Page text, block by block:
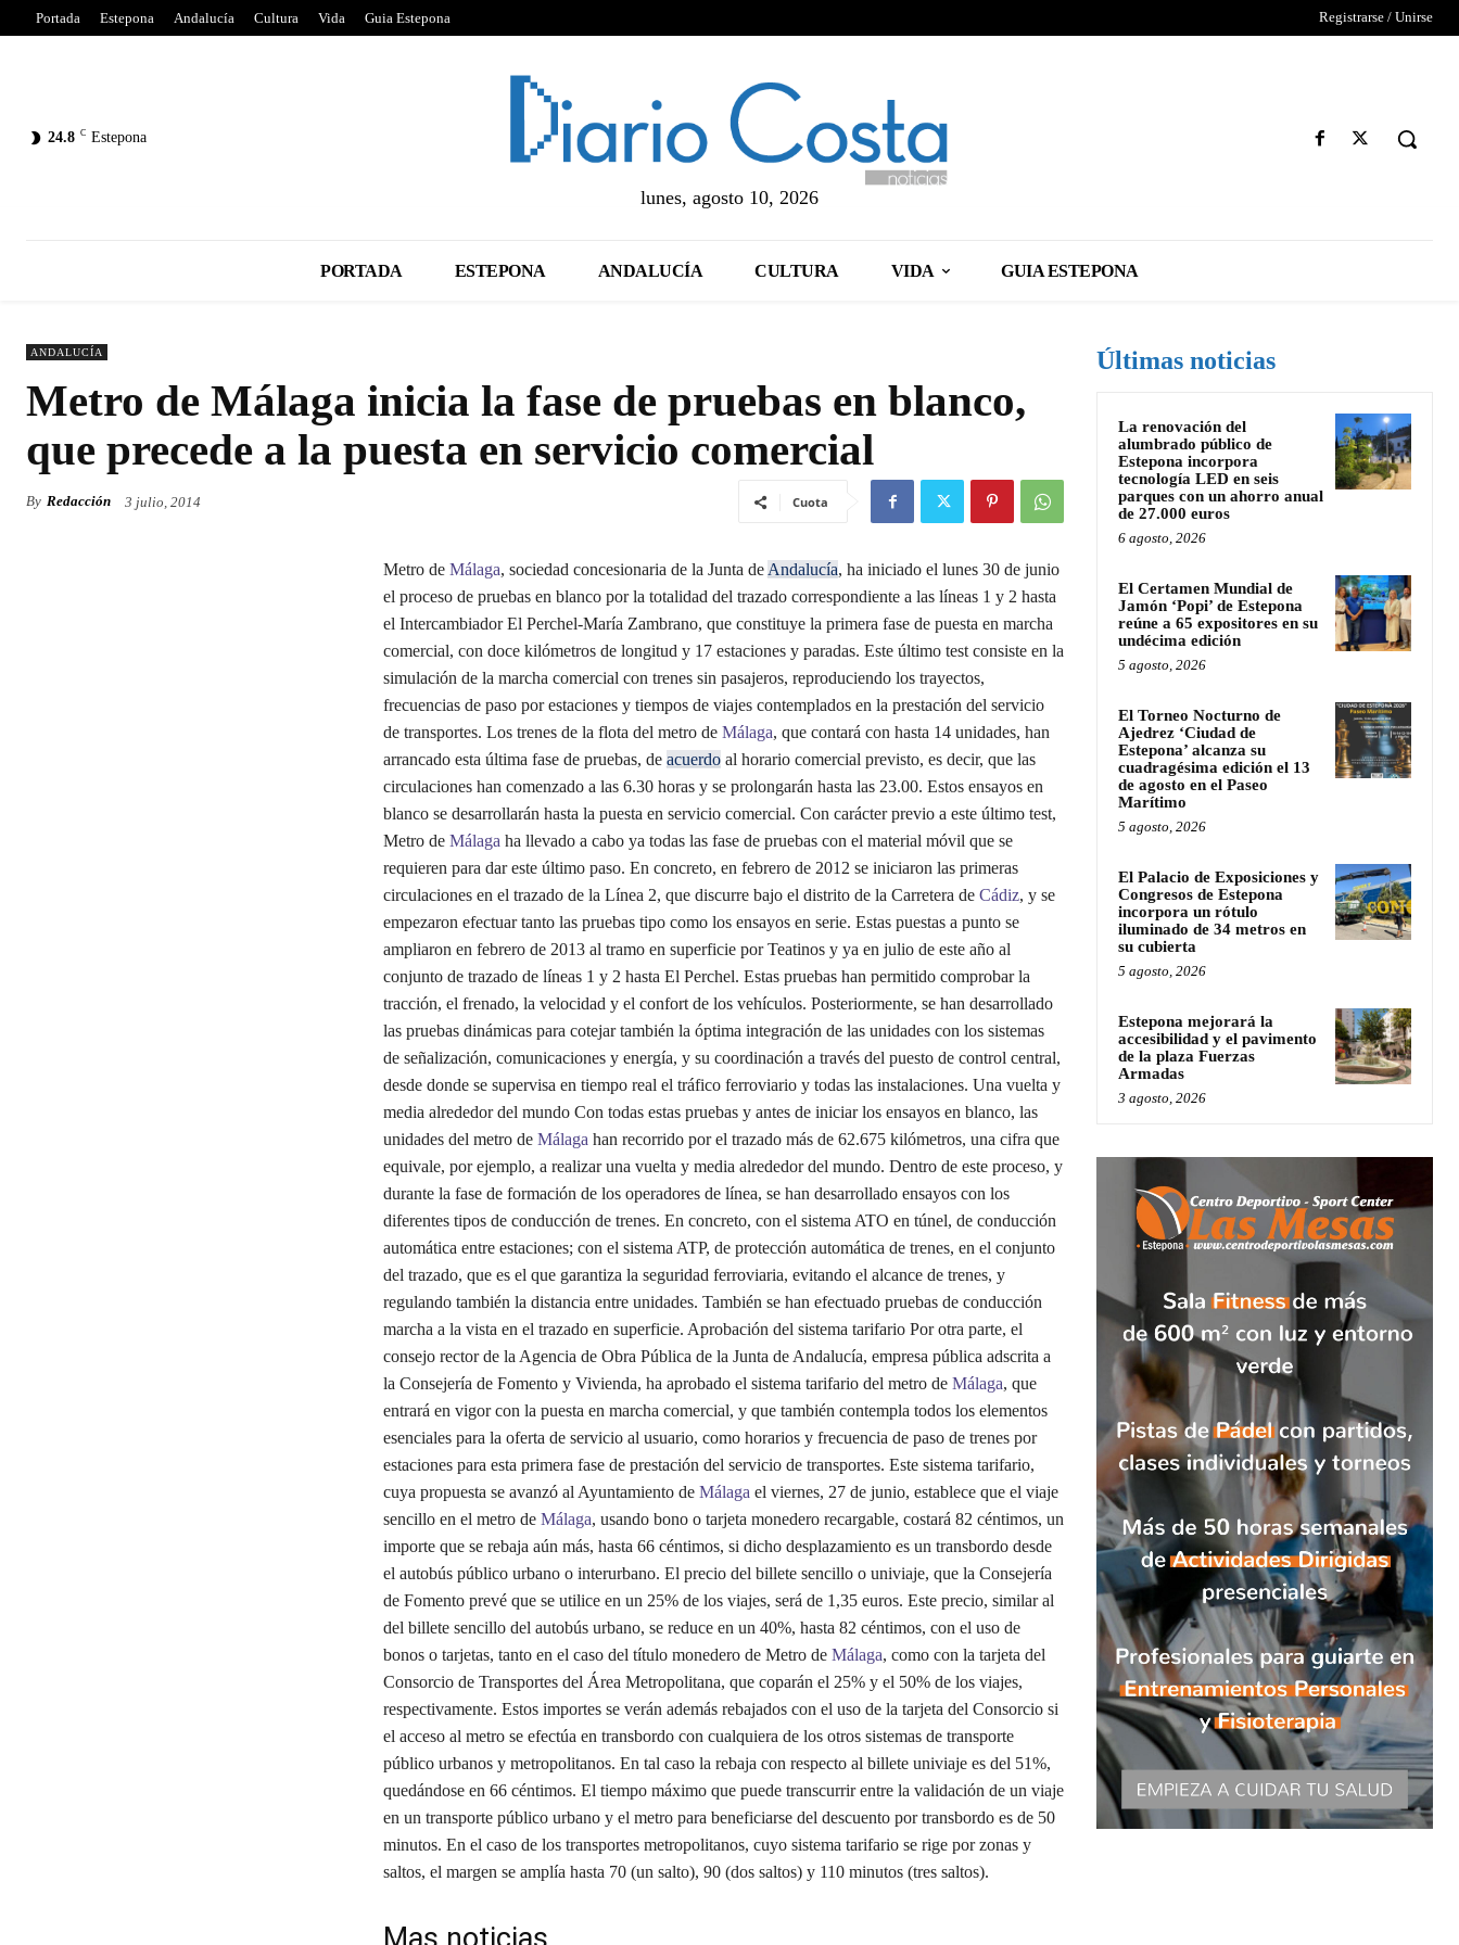
Portada Estepona Andalucía Cultura Vida Guia Estepona Registrarse / Unirse
24.8 C Estepona
lunes, agosto 10, 2026
PORTADA ESTEPONA ANDALUCÍA CULTURA VIDA GUIA ESTEPONA
ANDALUCÍA
Metro de Málaga inicia la fase de pruebas en blanco,
que precede a la puesta en servicio comercial
By Redacción 3 julio, 2014 Cuota
Metro de Málaga, sociedad concesionaria de la Junta de Andalucía, ha iniciado el lunes 30 de junio
el proceso de pruebas en blanco por la totalidad del trazado correspondiente a las líneas 1 y 2 hasta
el Intercambiador El Perchel-María Zambrano, que constituye la primera fase de puesta en marcha
comercial, con doce kilómetros de longitud y 17 estaciones y paradas. Este último test consiste en la
simulación de la marcha comercial con trenes sin pasajeros, reproduciendo los trayectos,
frecuencias de paso por estaciones y tiempos de viajes contemplados en la prestación del servicio
de transportes. Los trenes de la flota del metro de Málaga, que contará con hasta 14 unidades, han
arrancado esta última fase de pruebas, de acuerdoal horario comercial previsto, es decir, que las
circulaciones han comenzado a las 6.30 horas y se prolongarán hasta las 23.00. Estos ensayos en
blanco se desarrollarán hasta la puesta en servicio comercial. Con carácter previo a este último test,
Metro de Málaga ha llevado a cabo ya todas las fase de pruebas con el material móvil que se
requieren para dar este último paso. En concreto, en febrero de 2012 se iniciaron las primeras
circulaciones en el trazado de la Línea 2, que discurre bajo el distrito de la Carretera deCádiz, y se
empezaron efectuar tanto las pruebas tipo como los ensayos en serie. Estas puestas a punto se
ampliaron en febrero de 2013 al tramo en superficie por Teatinos y ya en julio de este año al
conjunto de trazado de líneas 1 y 2 hasta El Perchel. Estas pruebas han permitido comprobar la
tracción, el frenado, la velocidad y el confort de los vehículos. Posteriormente, se han desarrollado
las pruebas dinámicas para cotejar también la óptima integración de las unidades con los sistemas
de señalización, comunicaciones y energía, y su coordinación a través del puesto de control central,
desde donde se supervisa en tiempo real el tráfico ferroviario y todas las instalaciones. Una vuelta y
media alrededor del mundo Con todas estas pruebas y antes de iniciar los ensayos en blanco, las
unidades del metro de Málaga han recorrido por el trazado más de 62.675 kilómetros, una cifra que
equivale, por ejemplo, a realizar una vuelta y media alrededor del mundo. Dentro de este proceso, y
durante la fase de formación de los operadores de línea, se han desarrollado ensayos con los
diferentes tipos de conducción de trenes. En concreto, con el sistema ATO en túnel, de conducción
automática entre estaciones; con el sistema ATP, de protección automática de trenes, en el conjunto
del trazado, que es el que garantiza la seguridad ferroviaria, evitando el alcance de trenes, y
regulando también la distancia entre unidades. También se han efectuado pruebas de conducción
marcha a la vista en el trazado en superficie. Aprobación del sistema tarifario Por otra parte, el
consejo rector de la Agencia de Obra Pública de la Junta de Andalucía, empresa pública adscrita a
la Consejería de Fomento y Vivienda, ha aprobado el sistema tarifario del metro de Málaga, que
entrará en vigor con la puesta en marcha comercial, y que también contempla todos los elementos
esenciales para la oferta de servicio al usuario, como horarios y frecuencia de paso de trenes por
estaciones para esta primera fase de prestación del servicio de transportes. Este sistema tarifario,
cuya propuesta se avanzó al Ayuntamiento de Málaga el viernes, 27 de junio, establece que el viaje
sencillo en el metro de Málaga, usando bono o tarjeta monedero recargable, costará 82 céntimos, un
importe que se rebaja aún más, hasta 66 céntimos, si dicho desplazamiento es un transbordo desde
el autobús público urbano o interurbano. El precio del billete sencillo o univiaje, que la Consejería
de Fomento prevé que se utilice en un 25% de los viajes, será de 1,35 euros. Este precio, similar al
del billete sencillo del autobús urbano, se reduce en un 40%, hasta 82 céntimos, con el uso de
bonos o tarjetas, tanto en el caso del título monedero de Metro de Málaga, como con la tarjeta del
Consorcio de Transportes del Área Metropolitana, que coparán el 25% y el 50% de los viajes,
respectivamente. Estos importes se verán además rebajados con el uso de la tarjeta del Consorcio si
el acceso al metro se efectúa en transbordo con cualquiera de los otros sistemas de transporte
público urbanos y metropolitanos. En tal caso la rebaja con respecto al billete univiaje es del 51%,
quedándose en 66 céntimos. El tiempo máximo que puede transcurrir entre la validación de un viaje
en un transporte público urbano y el metro para beneficiarse del descuento por transbordo es de 50
minutos. En el caso de los transportes metropolitanos, cuyo sistema tarifario se rige por zonas y
saltos, el margen se amplía hasta 70 (un salto), 90 (dos saltos) y 110 minutos (tres saltos).
Últimas noticias
La renovación del
alumbrado público de
Estepona incorpora
tecnología LED en seis
parques con un ahorro anual
de 27.000 euros
6 agosto, 2026
El Certamen Mundial de
Jamón ‘Popi’ de Estepona
reúne a 65 expositores en su
undécima edición
5 agosto, 2026
El Torneo Nocturno de
Ajedrez ‘Ciudad de
Estepona’ alcanza su
cuadragésima edición el 13
de agosto en el Paseo
Marítimo
5 agosto, 2026
El Palacio de Exposiciones y
Congresos de Estepona
incorpora un rótulo
iluminado de 34 metros en
su cubierta
5 agosto, 2026
Estepona mejorará la
accesibilidad y el pavimento
de la plaza Fuerzas
Armadas
3 agosto, 2026